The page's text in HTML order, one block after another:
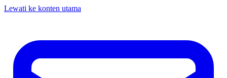
Lewati ke konten utama